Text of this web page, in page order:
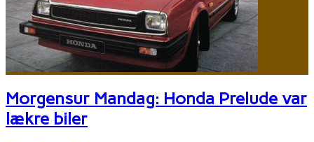
Morgensur Mandag: Honda Prelude var
lækre biler